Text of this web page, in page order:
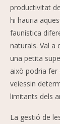
productivitat
hi hauria
faunística
naturals. Val a
una petita
això podria fer
veiessin
limitants dels
La gestió de